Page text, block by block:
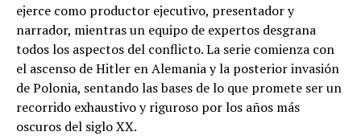
ejerce como productor ejecutivo, presentador y
narrador, mientras un equipo de expertos desgrana
todos los aspectos del conflicto. La serie comienza con
el ascenso de Hitler en Alemania y la posterior invasión
de Polonia, sentando las bases de lo que promete ser un
recorrido exhaustivo y riguroso por los años más
oscuros del siglo XX.